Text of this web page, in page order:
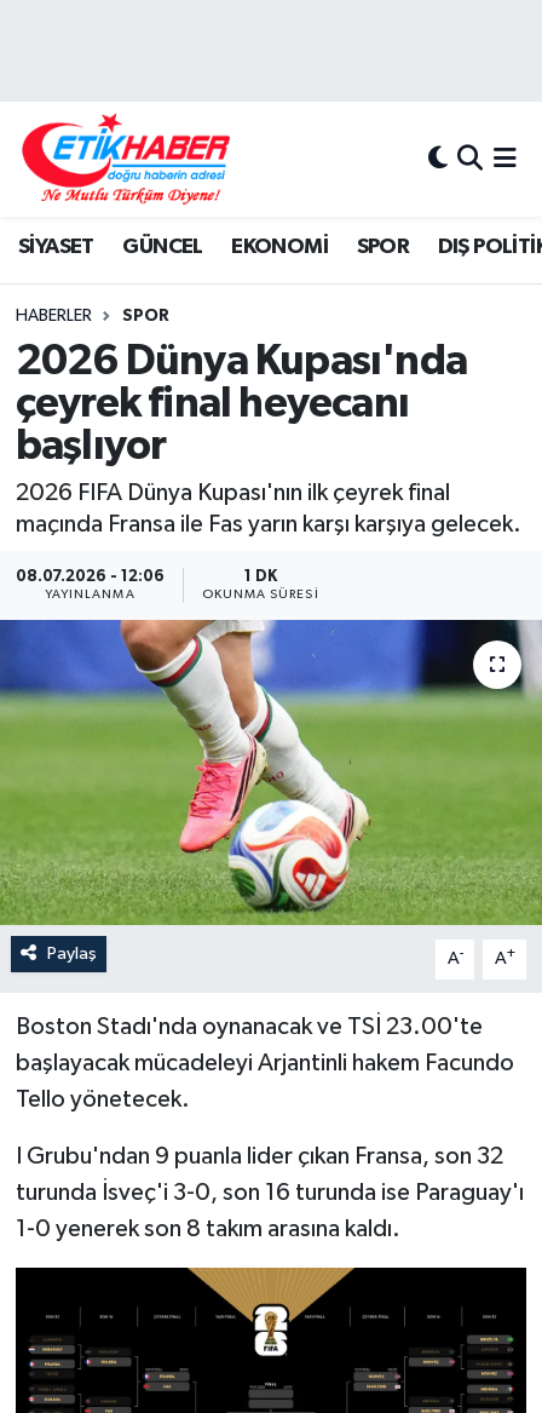
SİYASET GÜNCEL EKONOMİ SPOR DIŞ
HABERLER SPOR
2026 Dünya Kupası'nda
çeyrek final heyecanı
başlıyor
2026 FIFA Dünya Kupası'nın ilk çeyrek final
maçında Fransa ile Fas yarın karşı karşıya gelecek.
08.07.2026 - 12:06
YAYINLANMA
1 DK
OKUNMA SÜRESI
Paylaş A- A+
Boston Stadı'nda oynanacak ve TSİ 23.00'te
başlayacak mücadeleyi Arjantinli hakem Facundo
Tello yönetecek.
I Grubu'ndan 9 puanla lider çıkan Fransa, son 32
turunda İsveç'i 3-0, son 16 turunda ise Paraguay'ı
1-0 yenerek son 8 takım arasına kaldı.
DIŞ POLİTİKA
KÖŞE YAZILARI
KÜLTÜR-SANAT-MAGAZİN
MEDYA
ÖZEL HABER
RÖPORTAJLAR
SAĞLIK
GÜNCEL
SPOR
YAŞAM
Yerel
Hava Durumu
Tüm Manşetler
Son Dakika Haberleri
Haber Arşivi